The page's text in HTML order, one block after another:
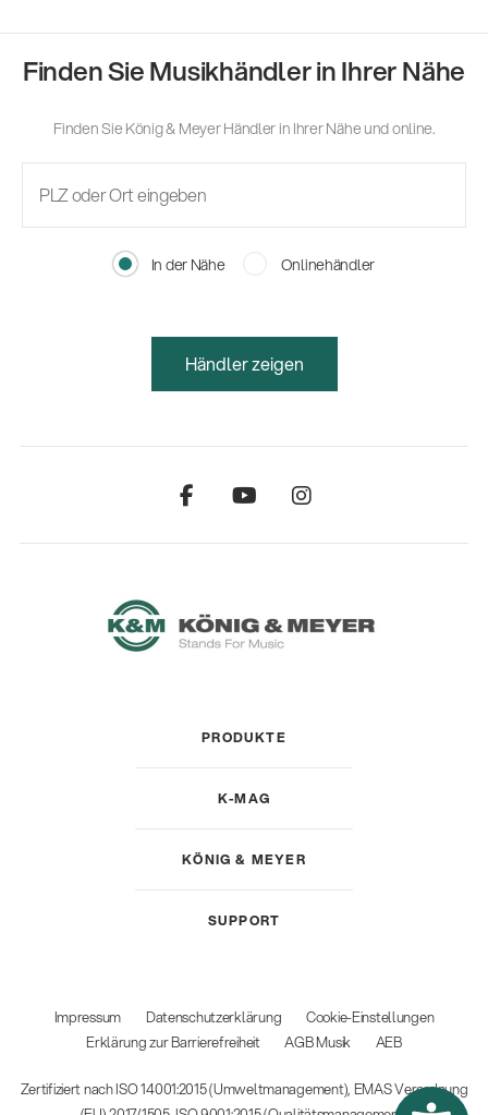
Finden Sie Musikhändler in Ihrer Nähe
Finden Sie König & Meyer Händler in Ihrer Nähe und online.
In der Nähe Onlinehändler
Händler zeigen
PRODUKTE
K-MAG
KÖNIG & MEYER
SUPPORT
Impressum Datenschutzerklärung
Cookie-Einstellungen
Erklärung zur Barrierefreiheit
AGB Musik AEB
Zertifiziert nach ISO 14001:2015 (Umweltmanagement), EMAS Verordnung